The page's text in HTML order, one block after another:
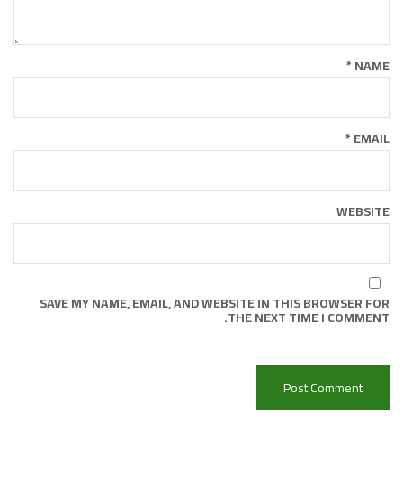
NAME
*
EMAIL
*
WEBSITE
SAVE MY NAME, EMAIL, AND WEBSITE IN THIS BROWSER FOR
THE NEXT TIME I COMMENT.